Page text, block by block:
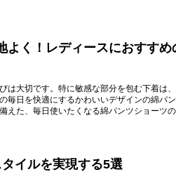
よく！レディースにおすすめ
は大切です。特に敏感な部分を包む下着は
毎日を快適にするかわいいデザインの綿パ
えた、毎日使いたくなる綿パンツショーツ
イルを実現する5選